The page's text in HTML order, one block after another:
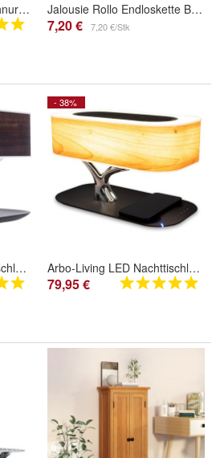
Jalousieschnur Rollo Schnur 1,7; 1,8 und 2,0 mm Stärke neu Meterware 10-35 Meter Jalousie Rollo Endloskette Bedienkette verschweißt Kette 3,0 x 4,0 mm weiß, grau
7,20 € 7,20 €/Stk
Arbo-Living LED Nachttischlampe - Moderne Lampe für Schlafzimmer & Wohnzimmer Dark
- 38%
Arbo-Living LED Nachttischlampe - Moderne Lampe für Schlafzimmer & Wohnzimmer Nature
79,95 €